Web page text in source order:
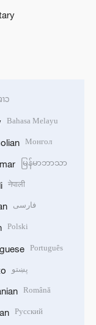
ວ
Bahasa Melayu
Монгол
မြန်မာဘာသာ
नेपाली
فارسی
Polski
Português
پښتو
Română
Русский